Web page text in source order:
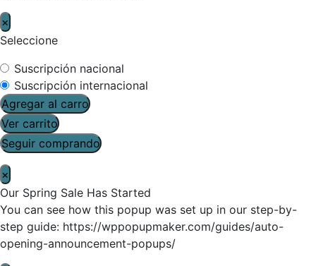
×
Seleccione
Suscripción nacional
Suscripción internacional
Agregar al carro
Ver carrito
Seguir comprando
×
Our Spring Sale Has Started
You can see how this popup was set up in our step-by-
step guide: https://wppopupmaker.com/guides/auto-
opening-announcement-popups/